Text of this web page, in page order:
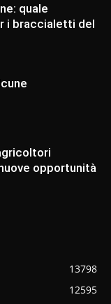
quale
i braccialetti del
opportunità
13798
12595